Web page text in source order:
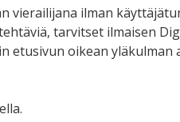
vierailijana ilman
tarvitset ilmaisen
etusivun oikean yläkulman